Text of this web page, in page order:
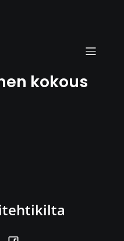
kokous